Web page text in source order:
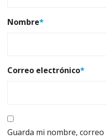
Nombre*
Correo electrónico*
Guarda mi nombre,